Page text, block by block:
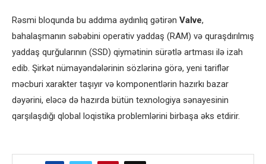
Rəsmi bloqunda bu addıma aydınlıq gətirən Valve,
bahalaşmanın səbəbini operativ yaddaş (RAM) və quraşdırılmış
yaddaş qurğularının (SSD) qiymətinin sürətlə artması ilə izah
edib. Şirkət nümayəndələrinin sözlərinə görə, yeni tariflər
məcburi xarakter taşıyır və komponentlərin hazırkı bazar
dəyərini, eləcə də hazırda bütün texnologiya sənayesinin
qarşılaşdığı qlobal loqistika problemlərini birbaşa əks etdirir.